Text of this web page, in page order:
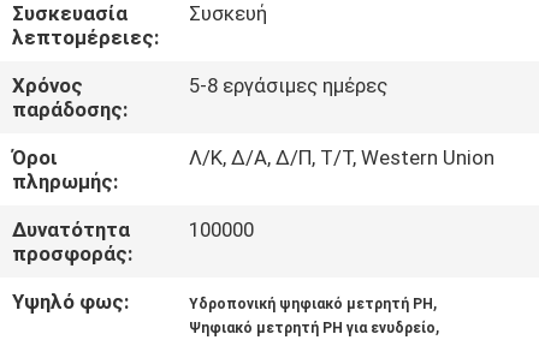
ΕΠΑΦΉ
ΝΈΑ
ΌΛΕΣ
ΟΙ
ΠΕΡΙΠΤΏΣΕΙΣ
Συσκευασία
λεπτομέρειες:
Συσκευή
Χρόνος
παράδοσης:
5-8 εργάσιμες ημέρες
Όροι
πληρωμής:
Λ/Κ, Δ/Α, Δ/Π, Τ/Τ, Western Union
Δυνατότητα
προσφοράς:
100000
Υψηλό φως: Υδροπονική ψηφιακό μετρητή PH ,
Ψηφιακό μετρητή PH για ενυδρείο,